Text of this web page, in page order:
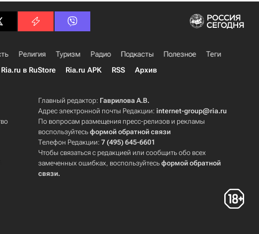
Религия Туризм Радио Подкасты Полезное
Теги
Ria.ru в RuStore Ria.ru APK RSS Архив
Главный редактор: Гаврилова А.В.
Адрес электронной почты Редакции:internet-group@ria.ru
По вопросам размещения пресс-релизов и рекламы
воспользуйтесьформой обратной связи
Телефон Редакции:7 (495) 645-6601
Чтобы связаться с редакцией или сообщить обо всех
замеченных ошибках, воспользуйтесьформой обратной
связи.